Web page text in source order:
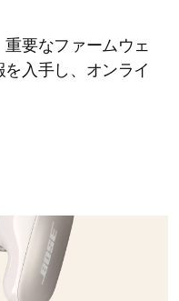
要なファームウェ
入手し、オンライ